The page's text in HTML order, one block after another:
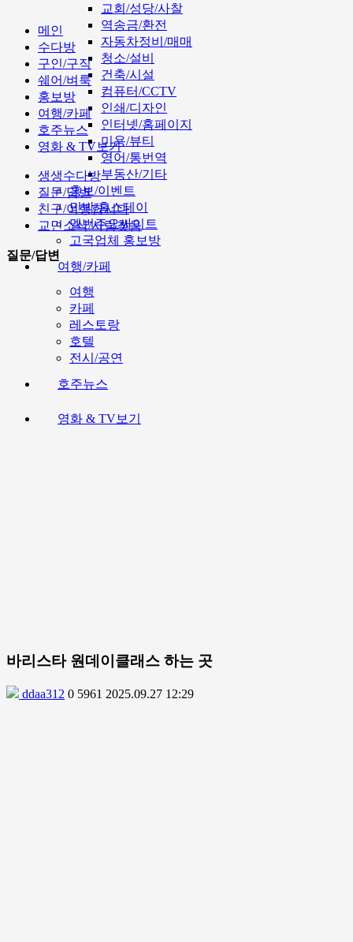
교회/성당/사찰
역송금/환전
자동차정비/매매
청소/설비
건축/시설
컴퓨터/CCTV
인쇄/디자인
인터넷/홈페이지
미용/뷰티
영어/통번역
부동산/기타
홍보/이벤트
민박/홈스테이
멜번주요싸이트
고국업체 홍보방
여행/카페
여행
카페
레스토랑
호텔
전시/공연
호주뉴스
영화 & TV보기
메인
수다방
구인/구직
쉐어/벼룩
홍보방
여행/카페
호주뉴스
영화 & TV보기
생생수다방
질문/답변
친구/여행합시다
교민소식/사람찾음
질문/답변
바리스타 원데이클래스 하는 곳
ddaa312 0 5961 2025.09.27 12:29